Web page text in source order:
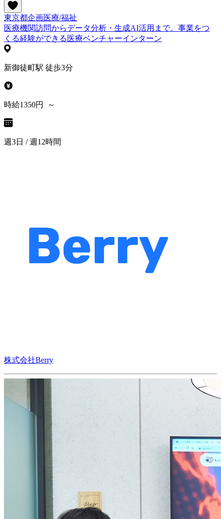
東京都企画医療/福祉
医療機関訪問からデータ分析・生成AI活用まで。事業をつ
くる経験ができる医療ベンチャーインターン
新御徒町駅 徒歩3分
時給1350円 ～
週3日 / 週12時間
株式会社Berry